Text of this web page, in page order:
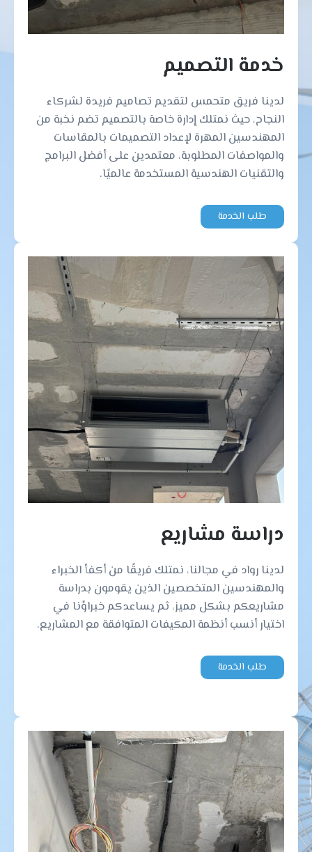
خدمة التصميم
لدينا فريق متحمس لتقديم تصاميم فريدة لشركاء
النجاح، حيث نمتلك إدارة خاصة بالتصميم تضم نخبة من
المهندسين المهرة لإعداد التصميمات بالمقاسات
والمواصفات المطلوبة، معتمدين على أفضل البرامج
والتقنيات الهندسية المستخدمة عالميًا.
طلب الخدمة
دراسة مشاريع
لدينا رواد في مجالنا، نمتلك فريقًا من أكفأ الخبراء
والمهندسين المتخصصين الذين يقومون بدراسة
مشاريعكم بشكل مميز، ثم يساعدكم خبراؤنا في
اختيار أنسب أنظمة المكيفات المتوافقة مع المشاريع.
طلب الخدمة